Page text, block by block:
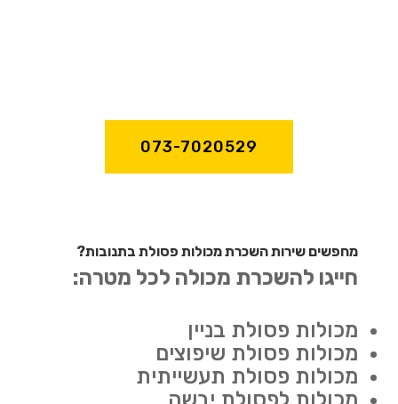
073-7020529
מחפשים שירות השכרת מכולות פסולת בתנובות?
חייגו להשכרת מכולה לכל מטרה:
מכולות פסולת בניין
מכולות פסולת שיפוצים
מכולות פסולת תעשייתית